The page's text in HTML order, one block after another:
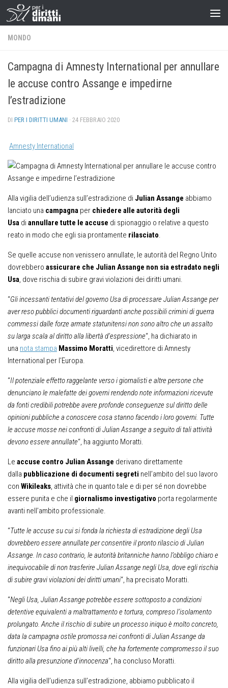
MONDO
Campagna di Amnesty International per annullare
le accuse contro Assange e impedirne
l’estradizione
DI PER I DIRITTI UMANI · 24 FEBBRAIO 2020
Amnesty International
Alla vigilia dell’udienza sull’estradizione di Julian Assange abbiamo
lanciato una campagna per chiedere alle autorità degli
Usa di annullare tutte le accuse di spionaggio o relative a questo
reato in modo che egli sia prontamente rilasciato.
Se quelle accuse non venissero annullate, le autorità del Regno Unito
dovrebbero assicurare che Julian Assange non sia estradato negli
Usa, dove rischia di subire gravi violazioni dei diritti umani.
“Gli incessanti tentativi del governo Usa di processare Julian Assange per
aver reso pubblici documenti riguardanti anche possibili crimini di guerra
commessi dalle forze armate statunitensi non sono altro che un assalto
su larga scala al diritto alla libertà d’espressione“, ha dichiarato in
una nota stampa Massimo Moratti, vicedirettore di Amnesty
International per l’Europa.
“Il potenziale effetto raggelante verso i giornalisti e altre persone che
denunciano le malefatte dei governi rendendo note informazioni ricevute
da fonti credibili potrebbe avere profonde conseguenze sul diritto delle
opinioni pubbliche a conoscere cosa stanno facendo i loro governi. Tutte
le accuse mosse nei confronti di Julian Assange a seguito di tali attività
devono essere annullate“, ha aggiunto Moratti.
Le accuse contro Julian Assange derivano direttamente
dalla pubblicazione di documenti segreti nell’ambito del suo lavoro
con Wikileaks, attività che in quanto tale e di per sé non dovrebbe
essere punita e che il giornalismo investigativo porta regolarmente
avanti nell’ambito professionale.
“Tutte le accuse su cui si fonda la richiesta di estradizione degli Usa
dovrebbero essere annullate per consentire il pronto rilascio di Julian
Assange. In caso contrario, le autorità britanniche hanno l’obbligo chiaro e
inequivocabile di non trasferire Julian Assange negli Usa, dove egli rischia
di subire gravi violazioni dei diritti umani“, ha precisato Moratti.
“Negli Usa, Julian Assange potrebbe essere sottoposto a condizioni
detentive equivalenti a maltrattamento e tortura, compreso l’isolamento
prolungato. Anche il rischio di subire un processo iniquo è molto concreto,
data la campagna ostile promossa nei confronti di Julian Assange da
funzionari Usa fino ai più alti livelli, che ha fortemente compromesso il suo
diritto alla presunzione d’innocenza“, ha concluso Moratti.
Alla vigilia dell’udienza sull’estradizione, abbiamo pubblicato il